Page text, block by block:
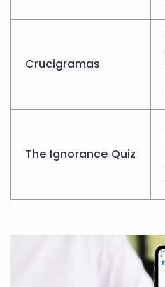
Crucigramas
The Ignorance Quiz